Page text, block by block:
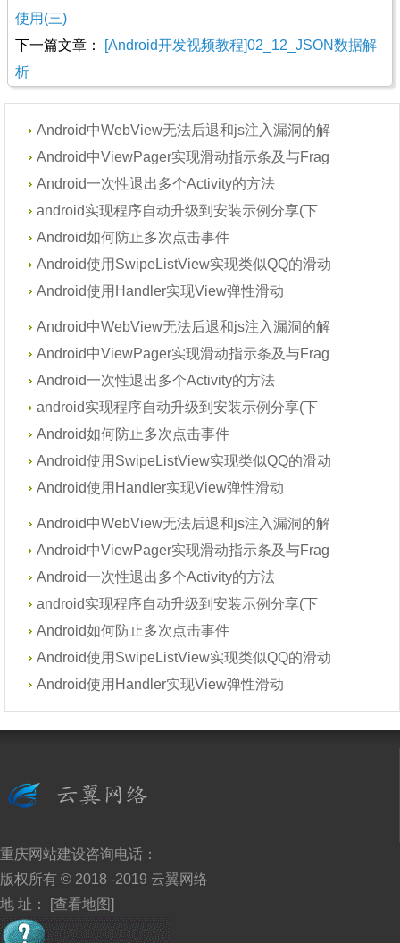
使用(三)
下一篇文章：
[Android开发视频教程]02_12_JSON数据解
析
Android中WebView无法后退和js注入漏洞的解
Android中ViewPager实现滑动指示条及与Frag
Android一次性退出多个Activity的方法
android实现程序自动升级到安装示例分享(下
Android如何防止多次点击事件
Android使用SwipeListView实现类似QQ的滑动
Android使用Handler实现View弹性滑动
Android中WebView无法后退和js注入漏洞的解
Android中ViewPager实现滑动指示条及与Frag
Android一次性退出多个Activity的方法
android实现程序自动升级到安装示例分享(下
Android如何防止多次点击事件
Android使用SwipeListView实现类似QQ的滑动
Android使用Handler实现View弹性滑动
Android中WebView无法后退和js注入漏洞的解
Android中ViewPager实现滑动指示条及与Frag
Android一次性退出多个Activity的方法
android实现程序自动升级到安装示例分享(下
Android如何防止多次点击事件
Android使用SwipeListView实现类似QQ的滑动
Android使用Handler实现View弹性滑动
重庆网站建设咨询电话：
版权所有 © 2018 -2019 云翼网络
地 址：
[查看地图]